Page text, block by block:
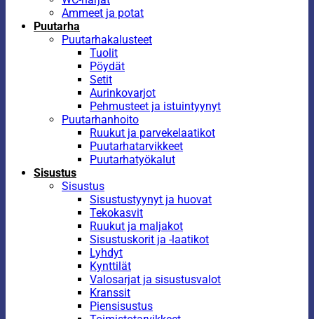
Ammeet ja potat
Puutarha
Puutarhakalusteet
Tuolit
Pöydät
Setit
Aurinkovarjot
Pehmusteet ja istuintyynyt
Puutarhanhoito
Ruukut ja parvekelaatikot
Puutarhatarvikkeet
Puutarhatyökalut
Sisustus
Sisustus
Sisustustyynyt ja huovat
Tekokasvit
Ruukut ja maljakot
Sisustuskorit ja -laatikot
Lyhdyt
Kynttilät
Valosarjat ja sisustusvalot
Kranssit
Piensisustus